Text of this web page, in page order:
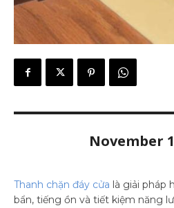
November
Thanh chặn đáy cửa là giải pháp
bẩn, tiếng ồn và tiết kiệm năng